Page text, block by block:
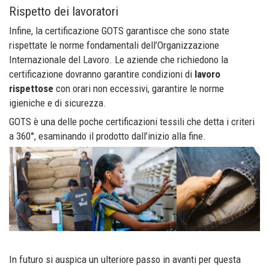
Rispetto dei lavoratori
Infine, la certificazione GOTS garantisce che sono state
rispettate le norme fondamentali dell’Organizzazione
Internazionale del Lavoro. Le aziende che richiedono la
certificazione dovranno garantire condizioni di lavoro
rispettose con orari non eccessivi, garantire le norme
igieniche e di sicurezza.
GOTS è una delle poche certificazioni tessili che detta i criteri
a 360°, esaminando il prodotto dall’inizio alla fine.
In futuro si auspica un ulteriore passo in avanti per questa